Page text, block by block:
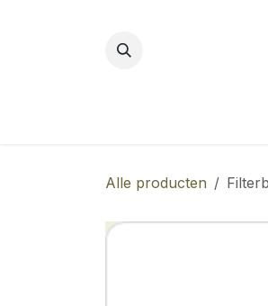
Alle producten